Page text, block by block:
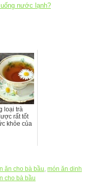
nước lạnh?
loại trà
rất tốt
khỏe của
ăn cho bà bầu món ăn dinh
cho bà bầu